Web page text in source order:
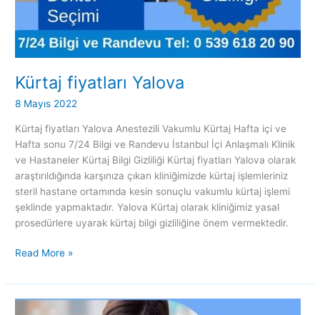
Kürtaj fiyatları Yalova
8 Mayıs 2022
Kürtaj fiyatları Yalova Anestezili Vakumlu Kürtaj Hafta içi ve
Hafta sonu 7/24 Bilgi ve Randevu İstanbul İçi Anlaşmalı Klinik
ve Hastaneler Kürtaj Bilgi Gizliliği Kürtaj fiyatları Yalova olarak
araştırıldığında karşınıza çıkan kliniğimizde kürtaj işlemleriniz
steril hastane ortamında kesin sonuçlu vakumlu kürtaj işlemi
şeklinde yapmaktadır. Yalova Kürtaj olarak kliniğimiz yasal
prosedürlere uyarak kürtaj bilgi gizliliğine önem vermektedir.
Read More »
Kürtaj